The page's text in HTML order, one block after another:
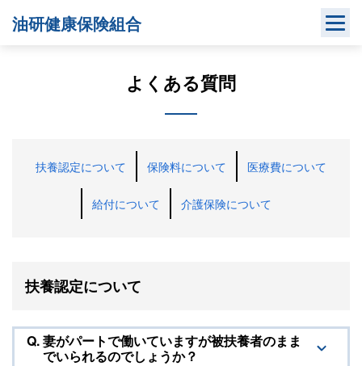
油研健康保険組合
よくある質問
扶養認定について 保険料について 医療費について
給付について 介護保険について
扶養認定について
Q.妻がパートで働いていますが被扶養者のまま
でいられるのでしょうか？